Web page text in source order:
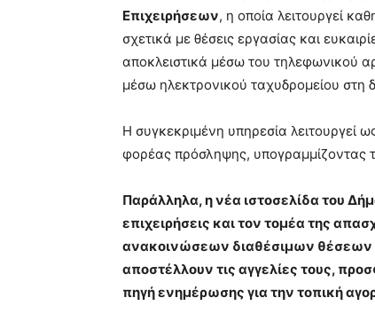
Επιχειρήσεων, η οποία λειτουργεί
σχετικά με θέσεις εργασίας και
αποκλειστικά μέσω του τηλεφωνικού
μέσω ηλεκτρονικού ταχυδρομείου στη
Η συγκεκριμένη υπηρεσία λειτουργεί
φορέας πρόσληψης, υπογραμμίζοντας
Παράλληλα, η νέα ιστοσελίδα του
επιχειρήσεις και τον τομέα της
ανακοινώσεων διαθέσιμων θέσεων
αποστέλλουν τις αγγελίες τους,
πηγή ενημέρωσης για την τοπική